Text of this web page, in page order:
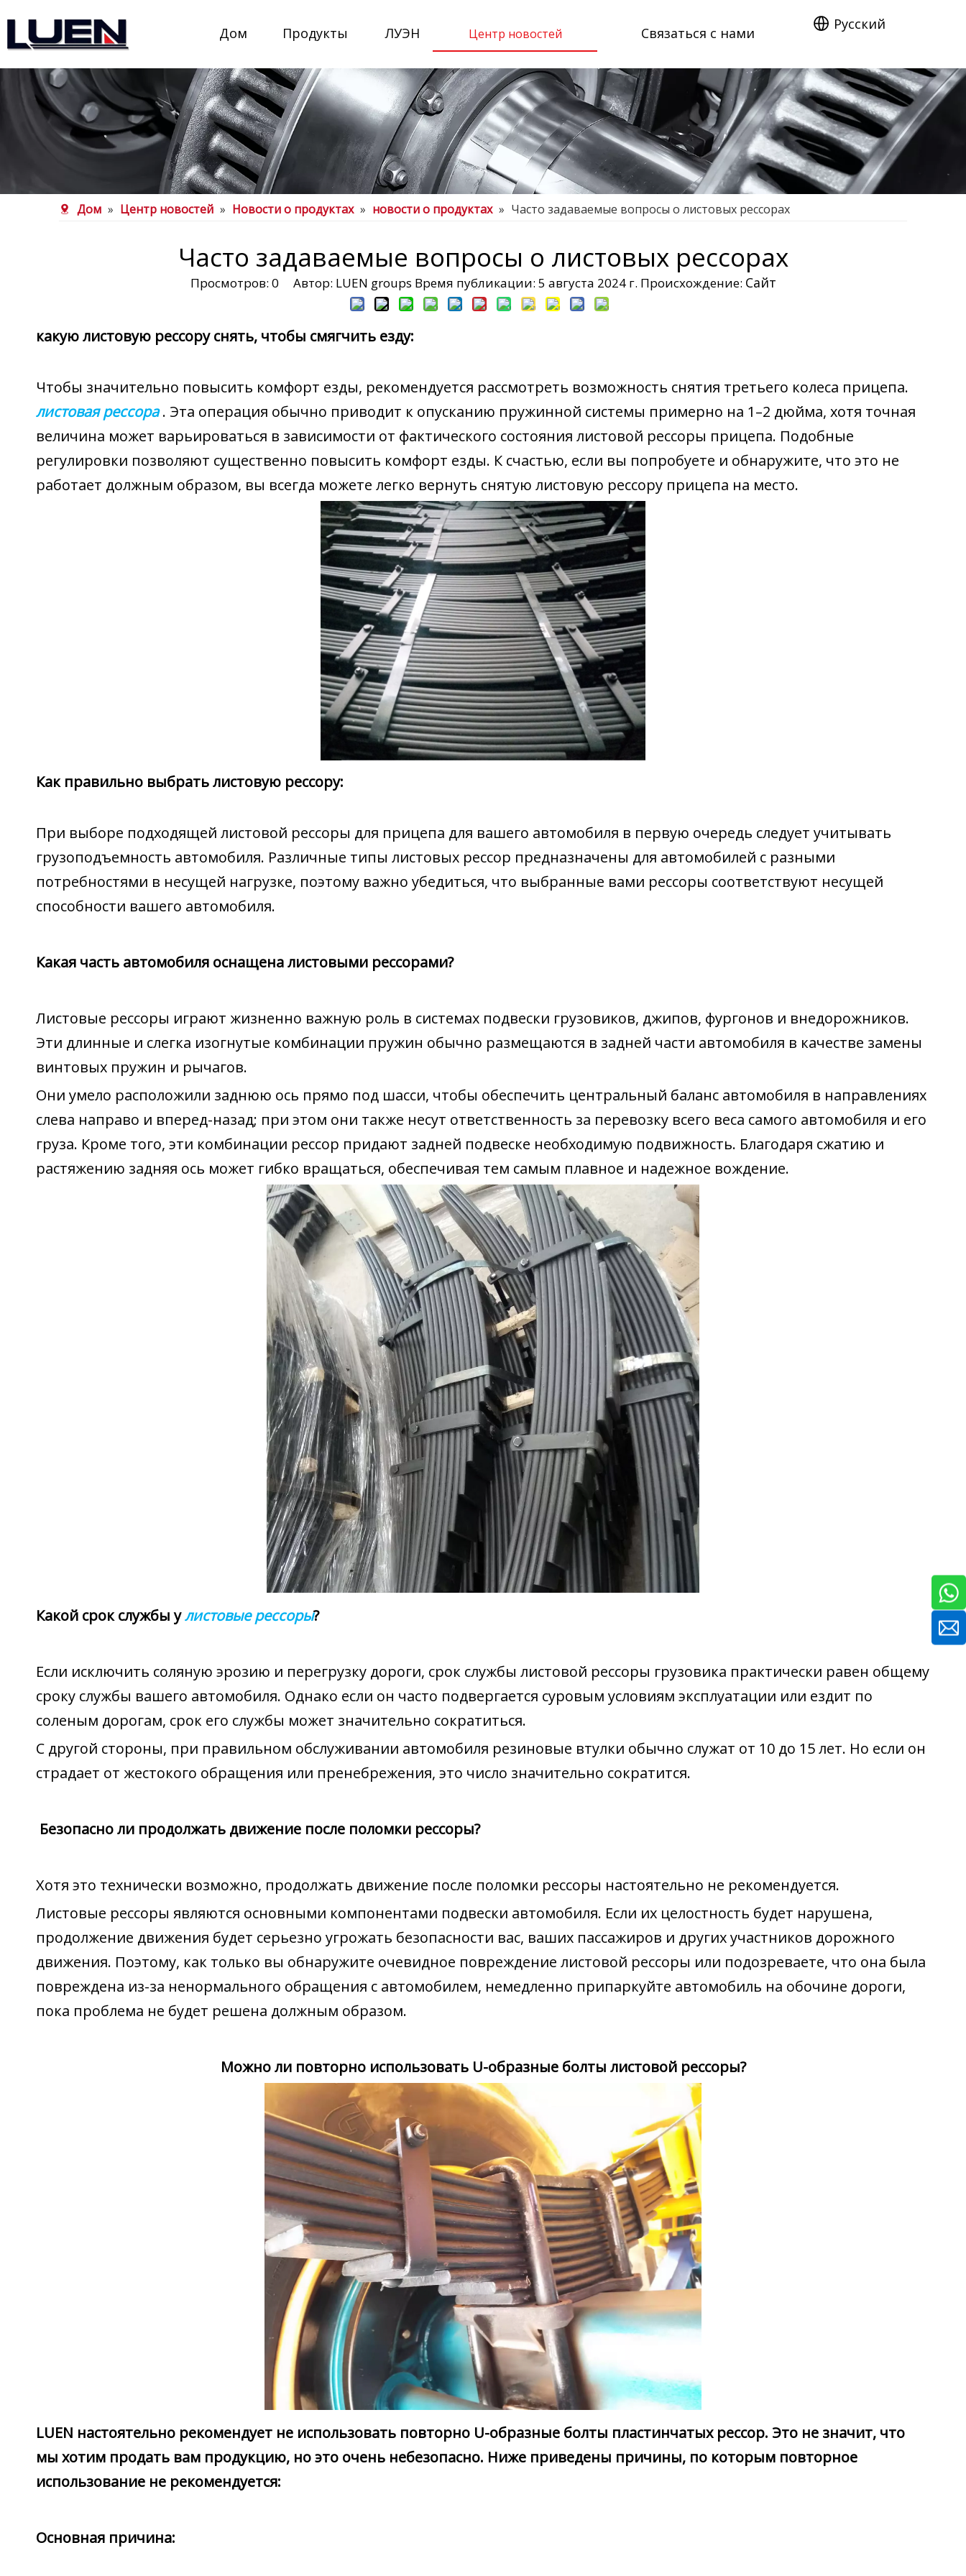
Дом Продукты ЛУЭН Центр новостей Связаться с нами
Pусский
Дом » Центр новостей » Новости о продуктах » новости о продуктах » Часто задаваемые вопросы о листовых рессорах
Часто задаваемые вопросы о листовых рессорах
Просмотров: 0 Автор: LUEN groups Время публикации: 5 августа 2024 г. Происхождение: Сайт
какую листовую рессору снять, чтобы смягчить езду:
Чтобы значительно повысить комфорт езды, рекомендуется рассмотреть возможность снятия третьего колеса прицепа.
листовая рессора. Эта операция обычно приводит к опусканию пружинной системы примерно на 1–2 дюйма, хотя точная
величина может варьироваться в зависимости от фактического состояния листовой рессоры прицепа. Подобные
регулировки позволяют существенно повысить комфорт езды. К счастью, если вы попробуете и обнаружите, что это не
работает должным образом, вы всегда можете легко вернуть снятую листовую рессору прицепа на место.
Как правильно выбрать листовую рессору:
При выборе подходящей листовой рессоры для прицепа для вашего автомобиля в первую очередь следует учитывать
грузоподъемность автомобиля. Различные типы листовых рессор предназначены для автомобилей с разными
потребностями в несущей нагрузке, поэтому важно убедиться, что выбранные вами рессоры соответствуют несущей
способности вашего автомобиля.
Какая часть автомобиля оснащена листовыми рессорами?
Листовые рессоры играют жизненно важную роль в системах подвески грузовиков, джипов, фургонов и внедорожников.
Эти длинные и слегка изогнутые комбинации пружин обычно размещаются в задней части автомобиля в качестве замены
винтовых пружин и рычагов.
Они умело расположили заднюю ось прямо под шасси, чтобы обеспечить центральный баланс автомобиля в направлениях
слева направо и вперед-назад; при этом они также несут ответственность за перевозку всего веса самого автомобиля и его
груза. Кроме того, эти комбинации рессор придают задней подвеске необходимую подвижность. Благодаря сжатию и
растяжению задняя ось может гибко вращаться, обеспечивая тем самым плавное и надежное вождение.
Какой срок службы улистовые рессоры?
Если исключить соляную эрозию и перегрузку дороги, срок службы листовой рессоры грузовика практически равен общему
сроку службы вашего автомобиля. Однако если он часто подвергается суровым условиям эксплуатации или ездит по
соленым дорогам, срок его службы может значительно сократиться.
С другой стороны, при правильном обслуживании автомобиля резиновые втулки обычно служат от 10 до 15 лет. Но если он
страдает от жестокого обращения или пренебрежения, это число значительно сократится.
Безопасно ли продолжать движение после поломки рессоры?
Хотя это технически возможно, продолжать движение после поломки рессоры настоятельно не рекомендуется.
Листовые рессоры являются основными компонентами подвески автомобиля. Если их целостность будет нарушена,
продолжение движения будет серьезно угрожать безопасности вас, ваших пассажиров и других участников дорожного
движения. Поэтому, как только вы обнаружите очевидное повреждение листовой рессоры или подозреваете, что она была
повреждена из-за ненормального обращения с автомобилем, немедленно припаркуйте автомобиль на обочине дороги,
пока проблема не будет решена должным образом.
Можно ли повторно использовать U-образные болты листовой рессоры?
LUEN настоятельно рекомендует не использовать повторно U-образные болты пластинчатых рессор. Это не значит, что
мы хотим продать вам продукцию, но это очень небезопасно. Ниже приведены причины, по которым повторное
использование не рекомендуется:
Основная причина: